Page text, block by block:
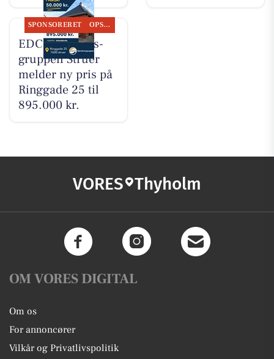
SPONSORERET OPSLAGSTAVLEN
EDC Ejen­doms­
grup­pen Struer
melder ny pris på
Ringgade 25 til
895.000 kr.
VORES Thyholm
OM VORES DIGITAL
Om os
For annoncører
Vilkår og Privatlivspolitik